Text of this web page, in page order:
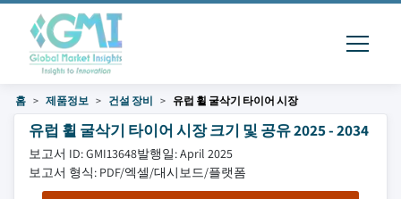
홈 제품정보 건설 장비 유럽 ​​휠 굴삭기 타이어 시장
유럽 ​​휠 굴삭기 타이어 시장 크기 및 공유 2025 - 2034
보고서 ID: GMI13648발행일: April 2025
보고서 형식: PDF/엑셀/대시보드/플랫폼